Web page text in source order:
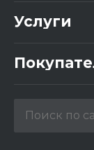
Услуги